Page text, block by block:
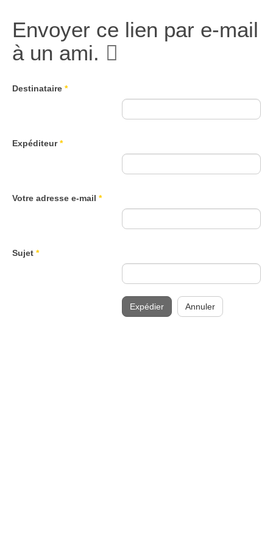
Envoyer ce lien par e-mail
à un ami.
Destinataire *
Expéditeur*
Votre adresse e-mail *
Sujet *
Expédier Annuler